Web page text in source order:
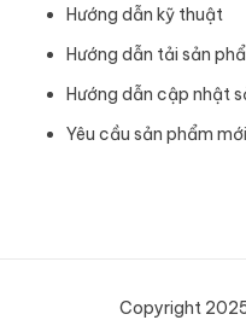
Hướng dẫn kỹ thuật
Hướng dẫn tải sản
Hướng dẫn cập nhật
Yêu cầu sản phẩm mới
Copyright